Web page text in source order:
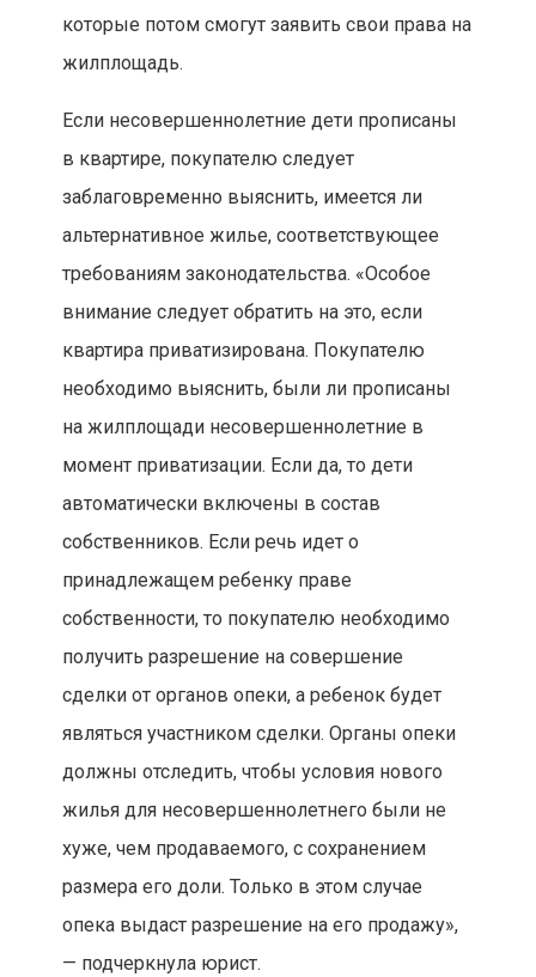
которые потом смогут заявить свои права на
жилплощадь.
Если несовершеннолетние дети прописаны
в квартире, покупателю следует
заблаговременно выяснить, имеется ли
альтернативное жилье, соответствующее
требованиям законодательства. «Особое
внимание следует обратить на это, если
квартира приватизирована. Покупателю
необходимо выяснить, были ли прописаны
на жилплощади несовершеннолетние в
момент приватизации. Если да, то дети
автоматически включены в состав
собственников. Если речь идет о
принадлежащем ребенку праве
собственности, то покупателю необходимо
получить разрешение на совершение
сделки от органов опеки, а ребенок будет
являться участником сделки. Органы опеки
должны отследить, чтобы условия нового
жилья для несовершеннолетнего были не
хуже, чем продаваемого, с сохранением
размера его доли. Только в этом случае
опека выдаст разрешение на его продажу»,
— подчеркнула юрист.